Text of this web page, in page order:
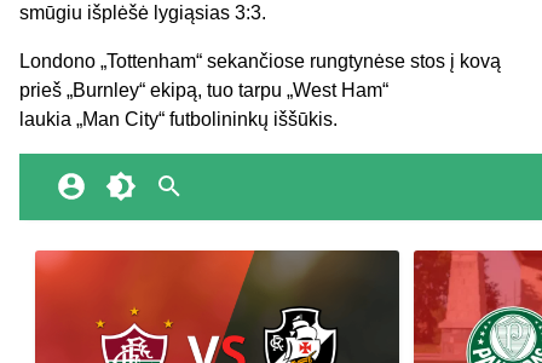
smūgiu išplėšė lygiąsias 3:3.
Londono „Tottenham“ sekančiose rungtynėse stos į kovą
prieš „Burnley“ ekipą, tuo tarpu „West Ham“
laukia „Man City“ futbolininkų iššūkis.